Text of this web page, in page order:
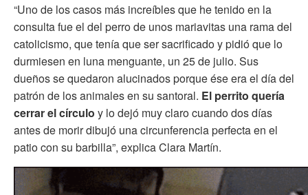
“Uno de los casos más increíbles que he tenido en la
consulta fue el del perro de unos mariavitas una rama del
catolicismo, que tenía que ser sacrificado y pidió que lo
durmiesen en luna menguante, un 25 de julio. Sus
dueños se quedaron alucinados porque ése era el día del
patrón de los animales en su santoral. El perrito quería
cerrar el círculo y lo dejó muy claro cuando dos días
antes de morir dibujó una circunferencia perfecta en el
patio con su barbilla”, explica Clara Martín.